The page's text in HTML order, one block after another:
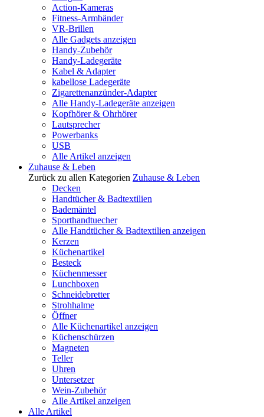
Action-Kameras
Fitness-Armbänder
VR-Brillen
Alle Gadgets anzeigen
Handy-Zubehör
Handy-Ladegeräte
Kabel & Adapter
kabellose Ladegeräte
Zigarettenanzünder-Adapter
Alle Handy-Ladegeräte anzeigen
Kopfhörer & Ohrhörer
Lautsprecher
Powerbanks
USB
Alle Artikel anzeigen
Zuhause & Leben
Zurück zu allen Kategorien Zuhause & Leben
Decken
Handtücher & Badtextilien
Bademäntel
Sporthandtuecher
Alle Handtücher & Badtextilien anzeigen
Kerzen
Küchenartikel
Besteck
Küchenmesser
Lunchboxen
Schneidebretter
Strohhalme
Öffner
Alle Küchenartikel anzeigen
Küchenschürzen
Magneten
Teller
Uhren
Untersetzer
Wein-Zubehör
Alle Artikel anzeigen
Alle Artikel